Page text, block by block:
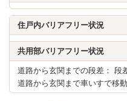
住戸内バリアフリー状況
共用部バリアフリー状況
道路から玄関までの段差： 段
道路から玄関まで車いすで移